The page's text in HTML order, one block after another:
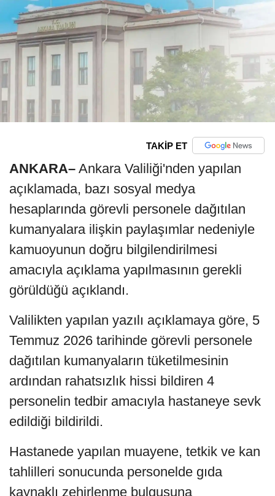
TAKİP ET
ANKARA– Ankara Valiliği'nden yapılan
açıklamada, bazı sosyal medya
hesaplarında görevli personele dağıtılan
kumanyalara ilişkin paylaşımlar nedeniyle
kamuoyunun doğru bilgilendirilmesi
amacıyla açıklama yapılmasının gerekli
görüldüğü açıklandı.
Valilikten yapılan yazılı açıklamaya göre, 5
Temmuz 2026 tarihinde görevli personele
dağıtılan kumanyaların tüketilmesinin
ardından rahatsızlık hissi bildiren 4
personelin tedbir amacıyla hastaneye sevk
edildiği bildirildi.
Hastanede yapılan muayene, tetkik ve kan
tahlilleri sonucunda personelde gıda
kaynaklı zehirlenme bulgusuna